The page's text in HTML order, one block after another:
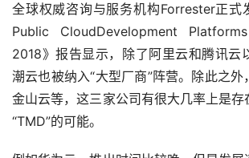
全球权威咨询与服务机构Forrester正式
Public CloudDevelopment
2018》报告显示，除了阿里云和腾讯云
潮云也被纳入“大型厂商”阵营。除此之
金山云等，这三家公司有很大几率上是
“TMD”的可能。